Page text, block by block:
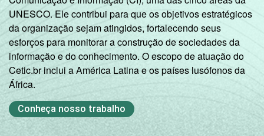
UNESCO. Ele contribui para que os objetivos estratégicos
da organização sejam atingidos, fortalecendo seus
esforços para monitorar a construção de sociedades da
informação e do conhecimento. O escopo de atuação do
Cetic.br inclui a América Latina e os países lusófonos da
África.
Conheça nosso trabalho